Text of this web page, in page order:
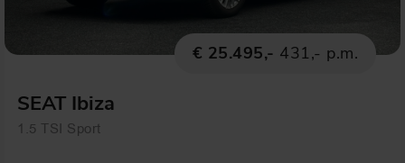
€ 25.495,- 431,- p.m.
SEAT Ibiza
1.5 TSI Sport